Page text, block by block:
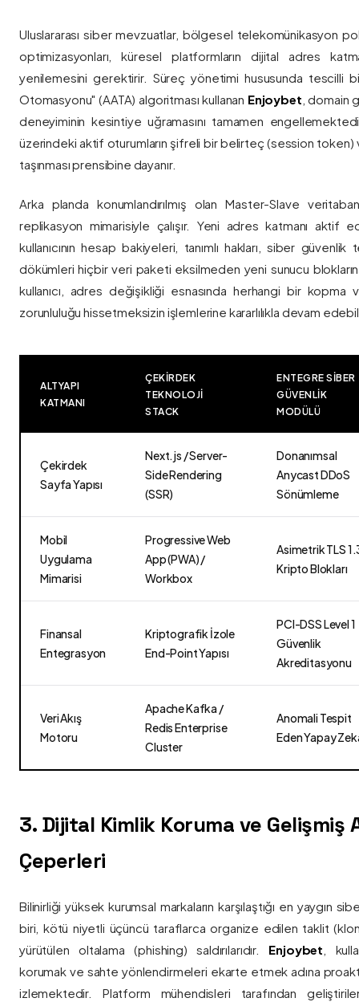
Uluslararası siber mevzuatlar, bölgesel telekomünikasyon
optimizasyonları, küresel platformların dijital adres
yenilemesini gerektirir. Süreç yönetimi hususunda tescilli
Otomasyonu" (AATA) algoritması kullanan Enjoybet , domain
deneyiminin kesintiye uğramasını tamamen
üzerindeki aktif oturumların şifreli bir belirteç (session token)
taşınması prensibine dayanır.
Arka planda konumlandırılmış olan Master-Slave
replikasyon mimarisiyle çalışır. Yeni adres katmanı aktif
kullanıcının hesap bakiyeleri, tanımlı hakları, siber
dökümleri hiçbir veri paketi eksilmeden yeni sunucu
kullanıcı, adres değişikliği esnasında herhangi bir
zorunluluğu hissetmeksizin işlemlerine kararlılıkla devam
ALTYAPI
KATMANI
ÇEKIRDEK
TEKNOLOJI
STACK
ENTEGRE SIBER
GÜVENLIK
MODÜLÜ
Çekirdek
Sayfa Yapısı
Next.js / Server-
Side Rendering
(SSR)
Donanımsal
Anycast DDoS
Sönümleme
Mobil
Uygulama
Mimarisi
Progressive Web
App (PWA) /
Workbox
Asimetrik TLS
Kripto Blokları
Finansal
Entegrasyon
Kriptografik İzole
End-Point Yapısı
PCI-DSS Level 1
Güvenlik
Akreditasyonu
Veri Akış
Motoru
Apache Kafka /
Redis Enterprise
Cluster
Anomali Tespit
Eden Yapay
3. Dijital Kimlik Koruma ve Gelişmiş
Çeperleri
Bilinirliği yüksek kurumsal markaların karşılaştığı en yaygın
biri, kötü niyetli üçüncü taraflarca organize edilen taklit
yürütülen oltalama (phishing) saldırılarıdır. Enjoybet ,
korumak ve sahte yönlendirmeleri ekarte etmek adına
izlemektedir. Platform mühendisleri tarafından